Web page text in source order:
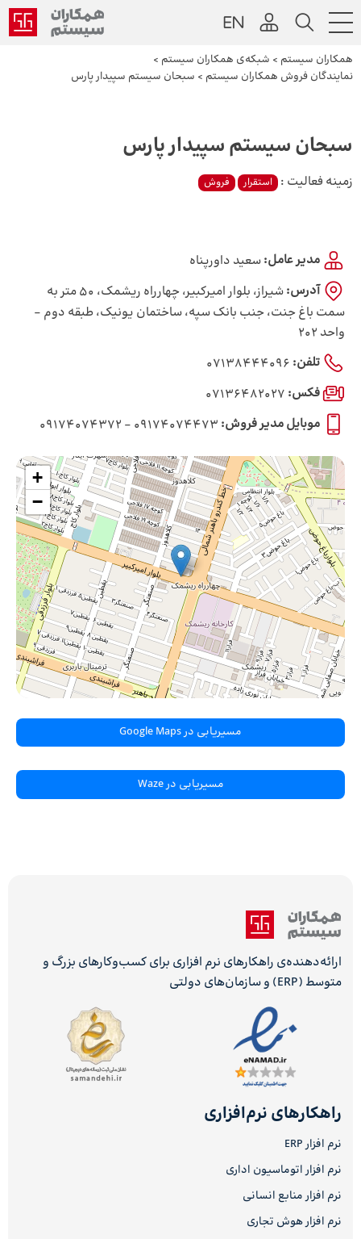
همکاران سیستم > شبکه‌ی همکاران سیستم >
نمایندگان فروش همکاران سیستم > سبحان سیستم سپیدار پارس
سبحان سیستم سپیدار پارس
زمینه فعالیت : استقرار فروش
مدیر عامل:سعید داورپناه
آدرس:
شیراز، بلوار امیرکبیر، چهارراه ریشمک، 50 متر به
سمت باغ جنت، جنب بانک سپه، ساختمان یونیک، طبقه دوم -
واحد 202
تلفن: 07138444096
فکس: 07136482027
موبایل مدیر فروش: 09174074473 - 09174074372
+
−
مسیریابی در Google Maps
مسیریابی در Waze
ارائه‌دهنده‌ی راهکارهای نرم افزاری برای کسب‌وکارهای بزرگ و
متوسط (ERP) و سازمان‌های دولتی
راهکارهای نرم‌افزاری
نرم افزار ERP
نرم افزار اتوماسیون اداری
نرم افزار منابع انسانی
نرم افزار هوش تجاری